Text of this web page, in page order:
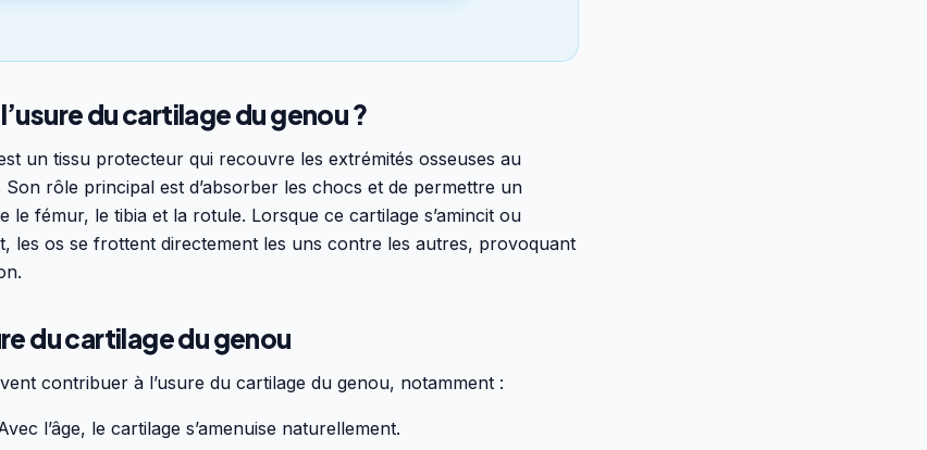
du cartilage du genou ?
un tissu protecteur qui recouvre les extrémités osseuses au
Son rôle principal est d’absorber les chocs et de permettre un
le fémur, le tibia et la rotule. Lorsque ce cartilage s’amincit ou
les os se frottent directement les uns contre les autres, provoquant
du cartilage du genou
contribuer à l’usure du cartilage du genou, notamment :
l’âge, le cartilage s’amenuise naturellement.